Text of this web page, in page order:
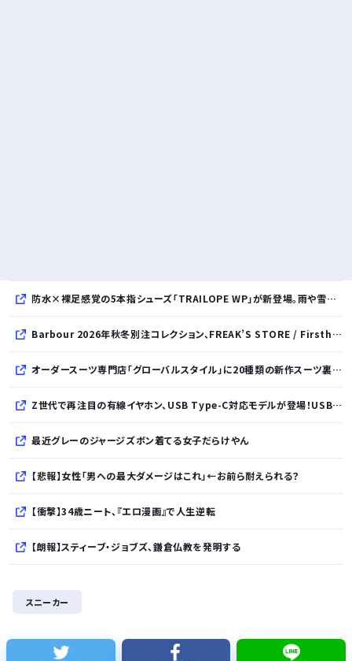
防水×裸足感覚の5本指シューズ「TRAILOPE WP」が新登場。雨や雪にも対応し日常からアウトドアまで快適に。
Barbour 2026年秋冬別注コレクション、FREAK’S STORE / Firsthand / Freadaから登場
オーダースーツ専門店「グローバルスタイル」に20種類の新作スーツ裏地が登場！おしゃれな花柄・サッカーボール・フラミンゴ・虎・フラガール・リゾート柄など豊富！
Z世代で再注目の有線イヤホン、USB Type-C対応モデルが登場！USB-A変換アダプター付属で幅広いデバイスに対応
最近グレーのジャージズボン着てる女子だらけやん
【悲報】女性「男への最大ダメージはこれ」←お前ら耐えられる？
【衝撃】34歳ニート、『エロ漫画』で人生逆転
【朗報】スティーブ・ジョブズ、鎌倉仏教を発明する
BYDの軽EV「ラッコ」受注が700台超 7月販売は125台
スニーカー